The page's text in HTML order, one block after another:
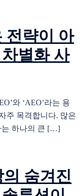
전략이 아
별화 사
와 ‘AEO’라는 용
주 목격합니다. 많은
는 하나의 큰 […]
숨겨진